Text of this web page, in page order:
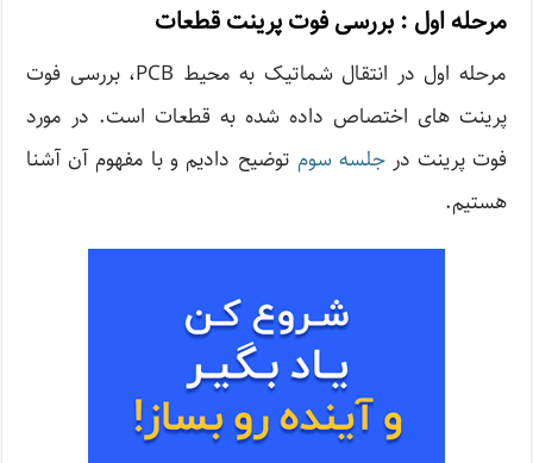
مرحله اول : بررسی فوت پرینت قطعات
مرحله اول در انتقال شماتیک به محیط PCB، بررسی فوت
پرینت های اختصاص داده شده به قطعات است. در مورد
فوت پرینت درجلسه سوم توضیح دادیم و با مفهوم آن آشنا
هستیم.